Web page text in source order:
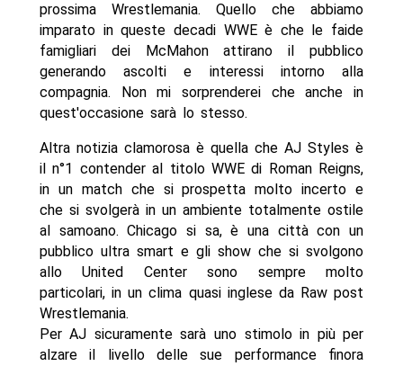
prossima Wrestlemania. Quello che abbiamo
imparato in queste decadi WWE è che le faide
famigliari dei McMahon attirano il pubblico
generando ascolti e interessi intorno alla
compagnia. Non mi sorprenderei che anche in
quest'occasione sarà lo stesso.
Altra notizia clamorosa è quella che AJ Styles è
il n°1 contender al titolo WWE di Roman Reigns,
in un match che si prospetta molto incerto e
che si svolgerà in un ambiente totalmente ostile
al samoano. Chicago si sa, è una città con un
pubblico ultra smart e gli show che si svolgono
allo United Center sono sempre molto
particolari, in un clima quasi inglese da Raw post
Wrestlemania.
Per AJ sicuramente sarà uno stimolo in più per
alzare il livello delle sue performance finora